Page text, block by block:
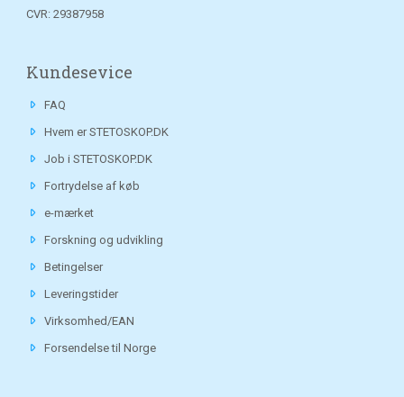
CVR: 29387958
Kundesevice
FAQ
Hvem er STETOSKOP.DK
Job i STETOSKOP.DK
Fortrydelse af køb
e-mærket
Forskning og udvikling
Betingelser
Leveringstider
Virksomhed/EAN
Forsendelse til Norge